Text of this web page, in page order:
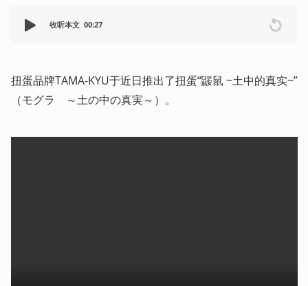
收听本文 00:27
扭蛋品牌TAMA-KYU于近日推出了扭蛋“鼹鼠 ~土中的真实~”
（モグラ　～土の中の真実～）。